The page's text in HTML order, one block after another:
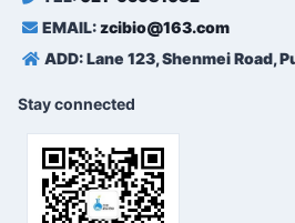
EMAIL:zcibio@163.com
ADD: Lane 123, Shenmei Road,
Stay connected